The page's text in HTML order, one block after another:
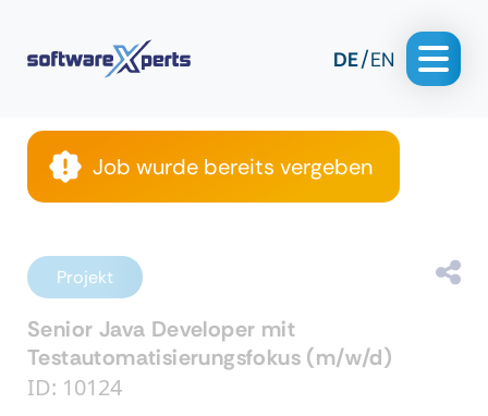
DE EN
Job wurde bereits vergeben
Projekt
Senior Java Developer mit
Testautomatisierungsfokus (m/w/d)
ID: 10124